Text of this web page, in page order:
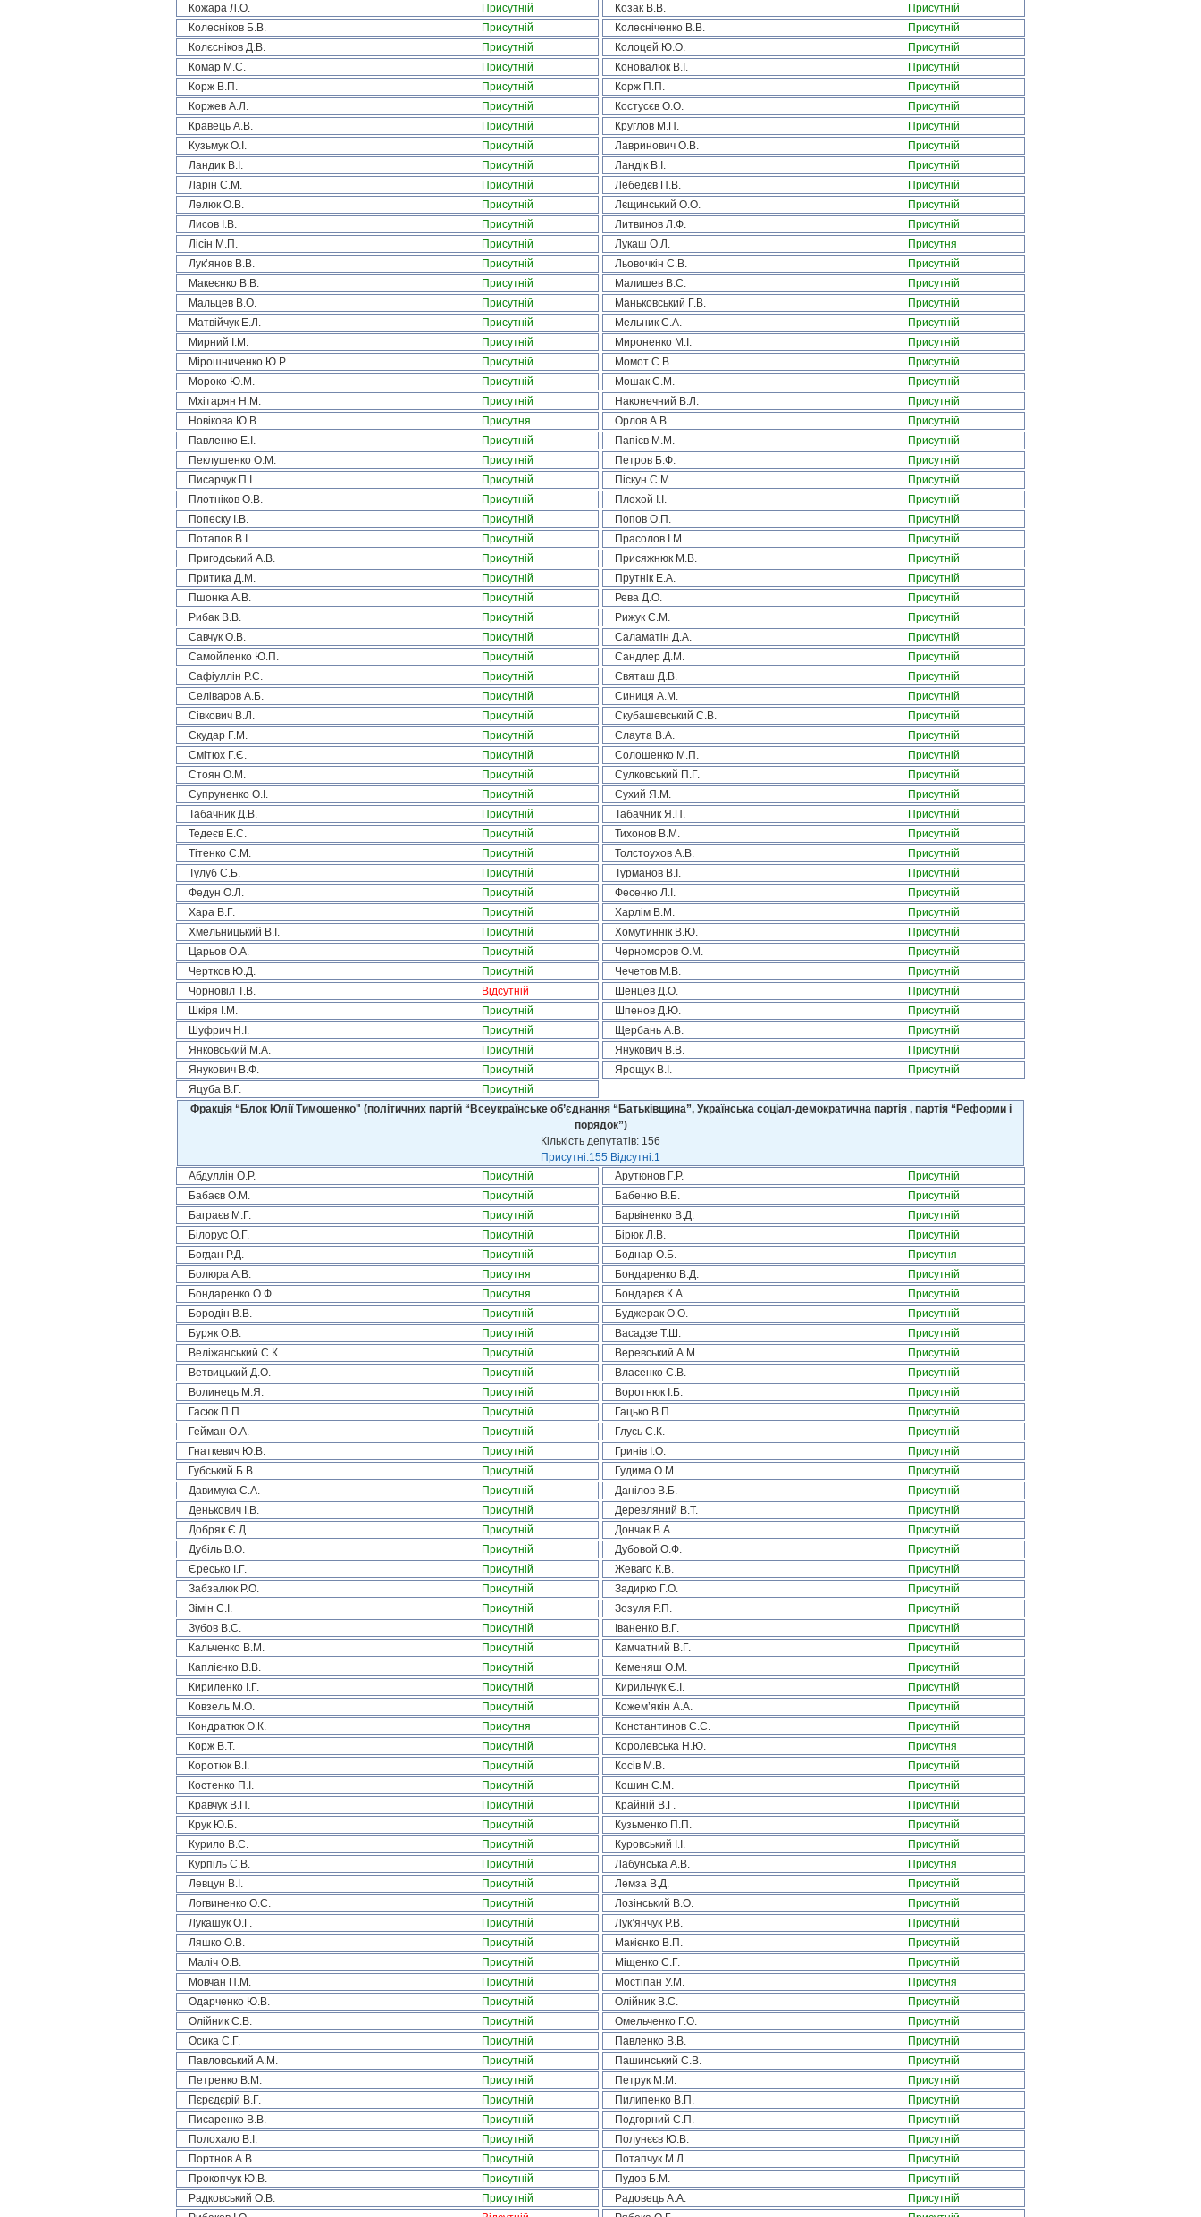
Кожара Л.О.
Присутній Козак В.В.
Присутній
Колесніков Б.В.
Присутній Колесніченко В.В.
Присутній
Колєсніков Д.В.
Присутній Колоцей Ю.О.
Присутній
Комар М.С.
Присутній Коновалюк В.І.
Присутній
Корж В.П.
Присутній Корж П.П.
Присутній
Коржев А.Л.
Присутній Костусєв О.О.
Присутній
Кравець А.В.
Присутній Круглов М.П.
Присутній
Кузьмук О.І.
Присутній Лавринович О.В.
Присутній
Ландик В.І.
Присутній Ландік В.І.
Присутній
Ларін С.М.
Присутній Лебедєв П.В.
Присутній
Лелюк О.В.
Присутній Лєщинський О.О.
Присутній
Лисов І.В.
Присутній Литвинов Л.Ф.
Присутній
Лісін М.П.
Присутній Лукаш О.Л.
Присутня
Лук’янов В.В.
Присутній Льовочкін С.В.
Присутній
Макеєнко В.В.
Присутній Малишев В.С.
Присутній
Мальцев В.О.
Присутній Маньковський Г.В.
Присутній
Матвійчук Е.Л.
Присутній Мельник С.А.
Присутній
Мирний І.М.
Присутній Мироненко М.І.
Присутній
Мірошниченко Ю.Р.
Присутній Момот С.В.
Присутній
Мороко Ю.М.
Присутній Мошак С.М.
Присутній
Мхітарян Н.М.
Присутній Наконечний В.Л.
Присутній
Новікова Ю.В.
Присутня Орлов А.В.
Присутній
Павленко Е.І.
Присутній Папієв М.М.
Присутній
Пеклушенко О.М.
Присутній Петров Б.Ф.
Присутній
Писарчук П.І.
Присутній Піскун С.М.
Присутній
Плотніков О.В.
Присутній Плохой І.І.
Присутній
Попеску І.В.
Присутній Попов О.П.
Присутній
Потапов В.І.
Присутній Прасолов І.М.
Присутній
Пригодський А.В.
Присутній Присяжнюк М.В.
Присутній
Притика Д.М.
Присутній Прутнік Е.А.
Присутній
Пшонка А.В.
Присутній Рева Д.О.
Присутній
Рибак В.В.
Присутній Рижук С.М.
Присутній
Савчук О.В.
Присутній Саламатін Д.А.
Присутній
Самойленко Ю.П.
Присутній Сандлер Д.М.
Присутній
Сафіуллін Р.С.
Присутній Святаш Д.В.
Присутній
Селіваров А.Б.
Присутній Синиця А.М.
Присутній
Сівкович В.Л.
Присутній Скубашевський С.В.
Присутній
Скудар Г.М.
Присутній Слаута В.А.
Присутній
Смітюх Г.Є.
Присутній Солошенко М.П.
Присутній
Стоян О.М.
Присутній Сулковський П.Г.
Присутній
Супруненко О.І.
Присутній Сухий Я.М.
Присутній
Табачник Д.В.
Присутній Табачник Я.П.
Присутній
Тедеєв Е.С.
Присутній Тихонов В.М.
Присутній
Тітенко С.М.
Присутній Толстоухов А.В.
Присутній
Тулуб С.Б.
Присутній Турманов В.І.
Присутній
Федун О.Л.
Присутній Фесенко Л.І.
Присутній
Хара В.Г.
Присутній Харлім В.М.
Присутній
Хмельницький В.І.
Присутній Хомутиннік В.Ю.
Присутній
Царьов О.А.
Присутній Черноморов О.М.
Присутній
Чертков Ю.Д.
Присутній Чечетов М.В.
Присутній
Чорновіл Т.В.
Відсутній Шенцев Д.О.
Присутній
Шкіря І.М.
Присутній Шпенов Д.Ю.
Присутній
Шуфрич Н.І.
Присутній Щербань А.В.
Присутній
Янковський М.А.
Присутній Янукович В.В.
Присутній
Янукович В.Ф.
Присутній Ярощук В.І.
Присутній
Яцуба В.Г.
Присутній
Фракція “Блок Юлії Тимошенко" (політичних партій “Всеукраїнське об’єднання “Батьківщина”, Українська соціал-демократична партія , партія “Реформи і
порядок”)
Кількість депутатів: 156
Присутні:155 Відсутні:1
Абдуллін О.Р.
Присутній Арутюнов Г.Р.
Присутній
Бабаєв О.М.
Присутній Бабенко В.Б.
Присутній
Баграєв М.Г.
Присутній Барвіненко В.Д.
Присутній
Білорус О.Г.
Присутній Бірюк Л.В.
Присутній
Богдан Р.Д.
Присутній Боднар О.Б.
Присутня
Болюра А.В.
Присутня Бондаренко В.Д.
Присутній
Бондаренко О.Ф.
Присутня Бондарєв К.А.
Присутній
Бородін В.В.
Присутній Буджерак О.О.
Присутній
Буряк О.В.
Присутній Васадзе Т.Ш.
Присутній
Веліжанський С.К.
Присутній Веревський А.М.
Присутній
Ветвицький Д.О.
Присутній Власенко С.В.
Присутній
Волинець М.Я.
Присутній Воротнюк І.Б.
Присутній
Гасюк П.П.
Присутній Гацько В.П.
Присутній
Гейман О.А.
Присутній Глусь С.К.
Присутній
Гнаткевич Ю.В.
Присутній Гринів І.О.
Присутній
Губський Б.В.
Присутній Гудима О.М.
Присутній
Давимука С.А.
Присутній Данілов В.Б.
Присутній
Денькович І.В.
Присутній Деревляний В.Т.
Присутній
Добряк Є.Д.
Присутній Дончак В.А.
Присутній
Дубіль В.О.
Присутній Дубовой О.Ф.
Присутній
Єресько І.Г.
Присутній Жеваго К.В.
Присутній
Забзалюк Р.О.
Присутній Задирко Г.О.
Присутній
Зімін Є.І.
Присутній Зозуля Р.П.
Присутній
Зубов В.С.
Присутній Іваненко В.Г.
Присутній
Кальченко В.М.
Присутній Камчатний В.Г.
Присутній
Каплієнко В.В.
Присутній Кеменяш О.М.
Присутній
Кириленко І.Г.
Присутній Кирильчук Є.І.
Присутній
Ковзель М.О.
Присутній Кожем’якін А.А.
Присутній
Кондратюк О.К.
Присутня Константинов Є.С.
Присутній
Корж В.Т.
Присутній Королевська Н.Ю.
Присутня
Коротюк В.І.
Присутній Косів М.В.
Присутній
Костенко П.І.
Присутній Кошин С.М.
Присутній
Кравчук В.П.
Присутній Крайній В.Г.
Присутній
Крук Ю.Б.
Присутній Кузьменко П.П.
Присутній
Курило В.С.
Присутній Куровський І.І.
Присутній
Курпіль С.В.
Присутній Лабунська А.В.
Присутня
Левцун В.І.
Присутній Лемза В.Д.
Присутній
Логвиненко О.С.
Присутній Лозінський В.О.
Присутній
Лукашук О.Г.
Присутній Лук’янчук Р.В.
Присутній
Ляшко О.В.
Присутній Макієнко В.П.
Присутній
Маліч О.В.
Присутній Міщенко С.Г.
Присутній
Мовчан П.М.
Присутній Мостіпан У.М.
Присутня
Одарченко Ю.В.
Присутній Олійник В.С.
Присутній
Олійник С.В.
Присутній Омельченко Г.О.
Присутній
Осика С.Г.
Присутній Павленко В.В.
Присутній
Павловський А.М.
Присутній Пашинський С.В.
Присутній
Петренко В.М.
Присутній Петрук М.М.
Присутній
Пєрєдєрій В.Г.
Присутній Пилипенко В.П.
Присутній
Писаренко В.В.
Присутній Подгорний С.П.
Присутній
Полохало В.І.
Присутній Полунєєв Ю.В.
Присутній
Портнов А.В.
Присутній Потапчук М.Л.
Присутній
Прокопчук Ю.В.
Присутній Пудов Б.М.
Присутній
Радковський О.В.
Присутній Радовець А.А.
Присутній